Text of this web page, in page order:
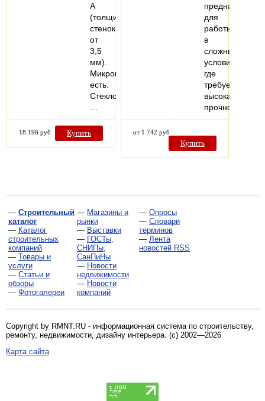
А
(толщина
стенок
от
3,5
мм).
Микропроветривание:
есть.
Стеклопакеты:
18 196 руб Купить
для
работы
в
сложных
условиях,
где
требуется
высокая
прочность…
от 1 742 руб
Купить
— Строительный
каталог
— Каталог
строительных
компаний
— Товары и
услуги
— Статьи и
обзоры
— Фотогалереи
— Магазины и
рынки
— Выставки
— ГОСТы,
СНИПы,
СанПиНы
— Новости
недвижимости
— Новости
компаний
— Опросы
— Словари
терминов
— Лента
новостей RSS
Copyright by RMNT.RU - информационная система по строительству,
ремонту, недвижимости, дизайну интерьера . (c) 2002—2026
Карта сайта